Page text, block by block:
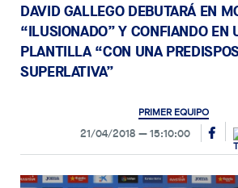
DAVID GALLEGO DEBUTARÁ EN
“ILUSIONADO” Y CONFIANDO EN
PLANTILLA “CON UNA
SUPERLATIVA”
PRIMER EQUIPO
21/04/2018 15:10:00